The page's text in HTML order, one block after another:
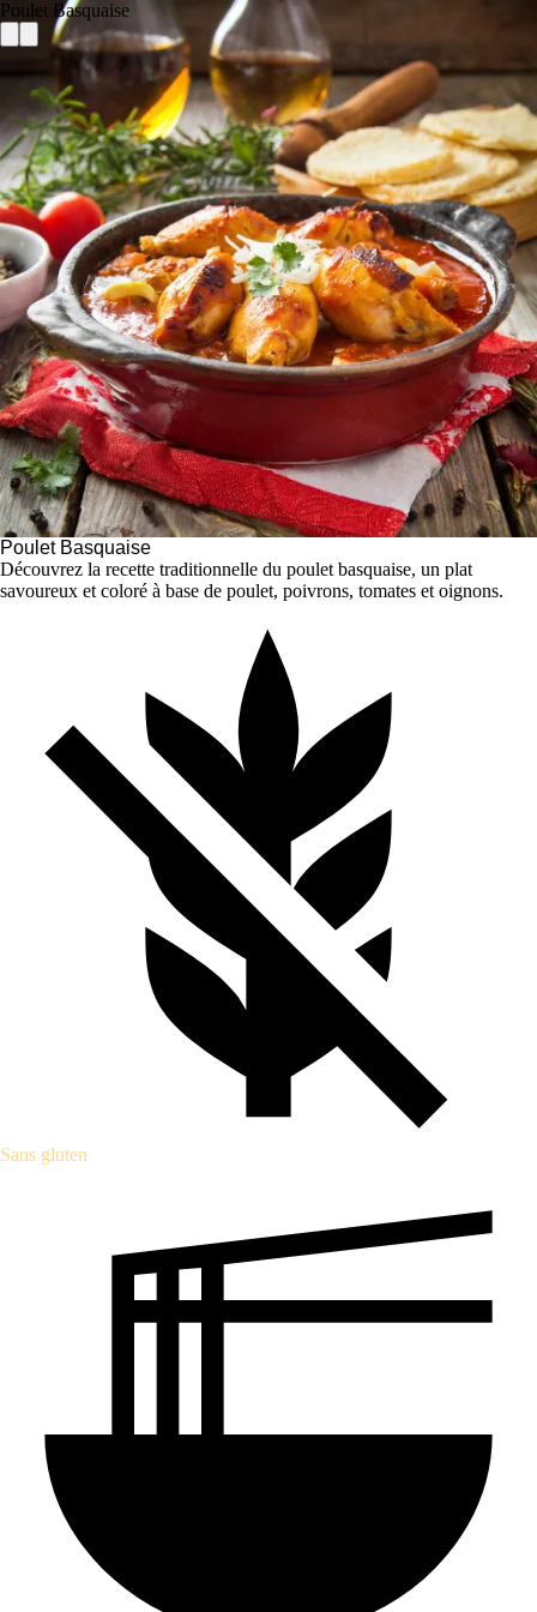
Poulet Basquaise
Poulet Basquaise
Découvrez la recette traditionnelle du poulet basquaise, un plat
savoureux et coloré à base de poulet, poivrons, tomates et oignons.
Sans gluten